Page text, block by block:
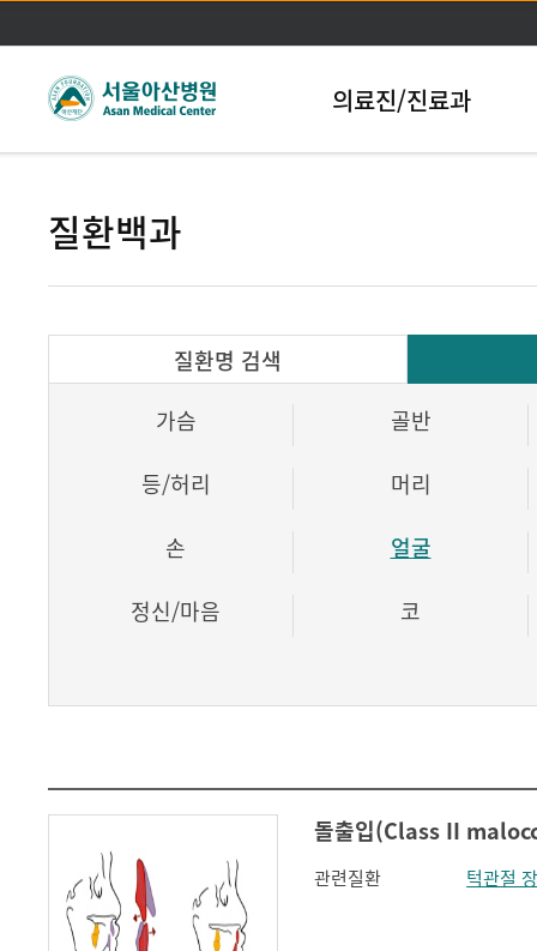
본문바로가기
의료진/진료과
질환백과
질환명 검색
가슴
골반
등/허리
머리
손
얼굴
정신/마음
코
돌출입(Class II
관련질환 턱관절